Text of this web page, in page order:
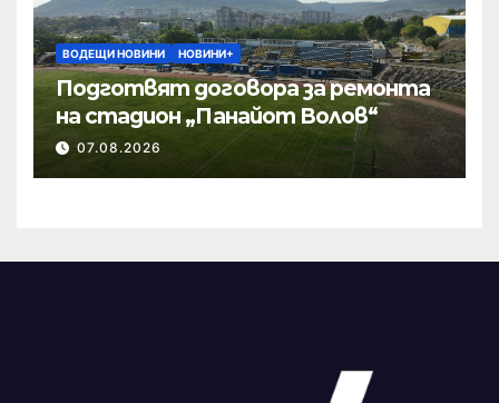
ВОДЕЩИ НОВИНИ НОВИНИ+
Подготвят договора за ремонта
на стадион „Панайот Волов“
07.08.2026